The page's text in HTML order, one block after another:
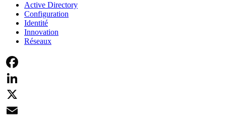
Active Directory
Configuration
Identité
Innovation
Réseaux
Facebook
LinkedIn
X